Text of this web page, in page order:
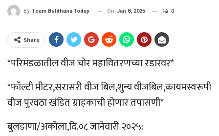
By Team Buldhana Today On Jan 8, 2025 0
Share
*परिमंडळातील वीज चोर महावितरणच्या रडारवर*
*फॉल्टी मीटर,सरासरी वीज बिल,शुन्य वीजबिल,कायमस्वरूपी
वीज पुरवठा खंडित ग्राहकाची होणार तपासणी*
बुलडाणा/अकोला,दि.०८ जानेवारी २०२५: